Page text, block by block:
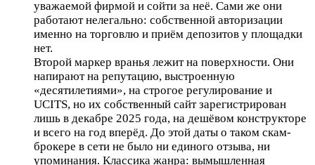
уважаемой фирмой и сойти за неё. Сами же они
работают нелегально: собственной авторизации
именно на торговлю и приём депозитов у площадки
нет.
Второй маркер вранья лежит на поверхности. Они
напирают на репутацию, выстроенную
«десятилетиями», на строгое регулирование и
UCITS, но их собственный сайт зарегистрирован
лишь в декабре 2025 года, на дешёвом конструкторе
и всего на год вперёд. До этой даты о таком скам-
брокере в сети не было ни единого отзыва, ни
упоминания. Классика жанра: вымышленная